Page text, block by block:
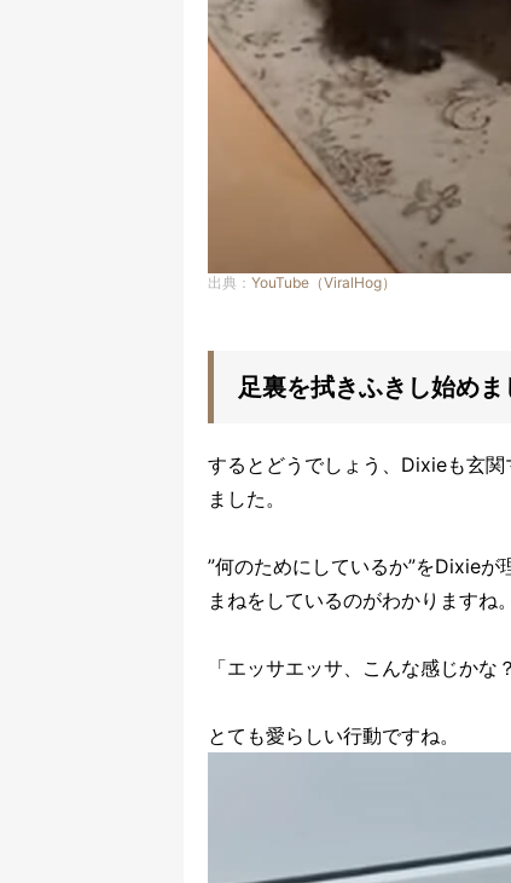
出典： YouTube（ViralHog）
足裏を拭きふきし始めま
するとどうでしょう、Dixieも玄
ました。
”何のためにしているか”をDixie
まねをしているのがわかりますね。
「エッサエッサ、こんな感じかな
とても愛らしい行動ですね。